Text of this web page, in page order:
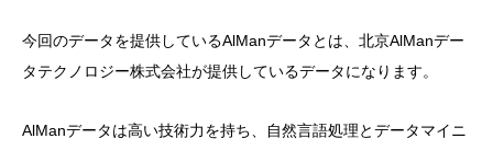
今回のデータを提供しているAlManデータとは、北京AlManデー
タテクノロジー株式会社が提供しているデータになります。
AlManデータは高い技術力を持ち、自然言語処理とデータマイニ